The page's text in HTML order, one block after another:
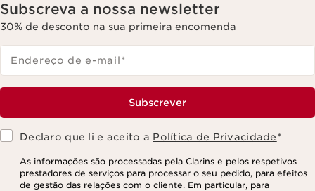
Subscreva a nossa newsletter
30% de desconto na sua primeira encomenda
Endereço de e-mail*
Subscrever
Declaro que li e aceito a Política de Privacidade*
As informações são processadas pela Clarins e pelos respetivos
prestadores de serviços para processar o seu pedido, para efeitos
de gestão das relações com o cliente. Em particular, para